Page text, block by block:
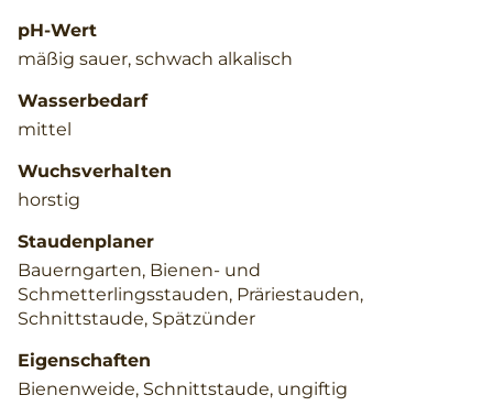
pH-Wert
mäßig sauer, schwach alkalisch
Wasserbedarf
mittel
Wuchsverhalten
horstig
Staudenplaner
Bauerngarten, Bienen- und
Schmetterlingsstauden, Präriestauden,
Schnittstaude, Spätzünder
Eigenschaften
Bienenweide, Schnittstaude, ungiftig